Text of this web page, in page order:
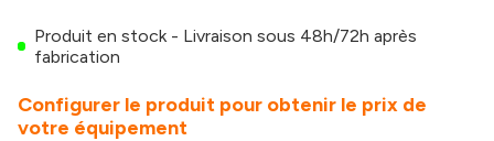
Produit en stock - Livraison sous 48h/72h après
fabrication
Configurer le produit pour obtenir le prix de
votre équipement